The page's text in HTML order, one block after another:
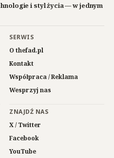
i styl życia — w jednym
SERWIS
O thefad.pl
Kontakt
Współpraca / Reklama
Wesprzyj nas
ZNAJDŹ NAS
X / Twitter
Facebook
YouTube